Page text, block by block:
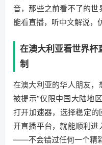
音，那些之前看不了的
能看直播，听中文解说，
在澳大利亚看世界杯
制
在澳大利亚的华人朋友
被提示“仅限中国大陆地
打开加速器，选择稳定
开直播平台，就能顺利
——不会错过任何一个精